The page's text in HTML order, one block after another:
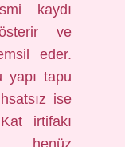
kaydı
ve
eder.
yapı tapu
ise
irtifakı
henüz